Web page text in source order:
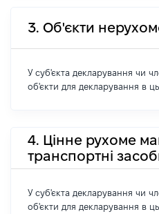
3. Об'єкти
У суб'єкта декларування чи
об'єкти для декларування в
4. Цінне рухоме
транспортні
У суб'єкта декларування чи
об'єкти для декларування в